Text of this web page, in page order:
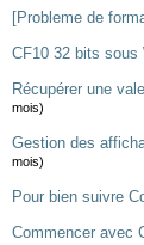
[Probleme de
CF10 32 bits sous
Récupérer une
mois)
Gestion des
mois)
Pour bien suivre
Commencer avec